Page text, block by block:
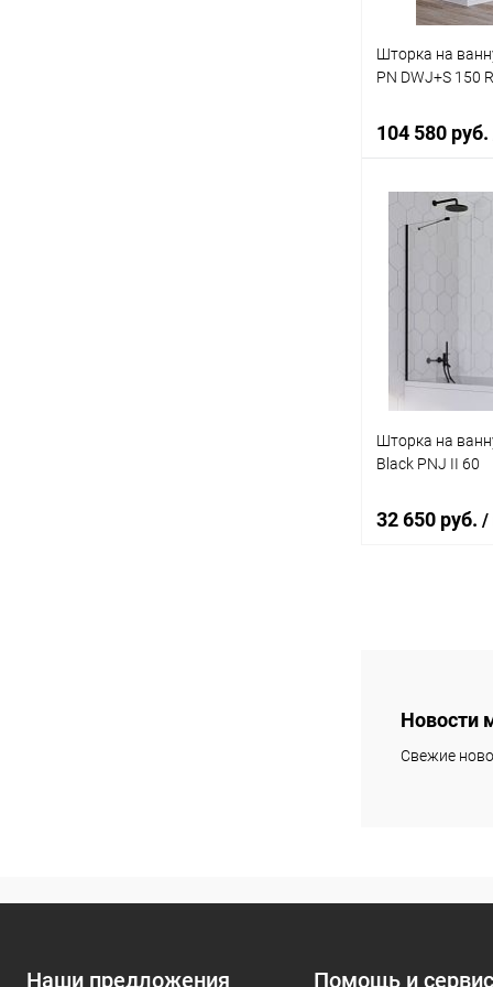
Шторка на
PN DWJ+S 150
104 580 руб.
В
Шторка на
Black PNJ II 60
32 650 руб. /
Новости
Свежие
Наши предложения Помощь и